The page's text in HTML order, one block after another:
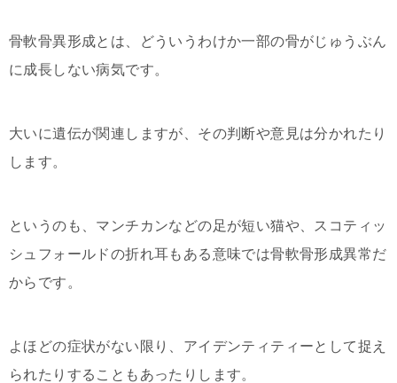
骨軟骨異形成とは、どういうわけか一部の骨がじゅうぶん
に成長しない病気です。
大いに遺伝が関連しますが、その判断や意見は分かれたり
します。
というのも、マンチカンなどの足が短い猫や、スコティッ
シュフォールドの折れ耳もある意味では骨軟骨形成異常だ
からです。
よほどの症状がない限り、アイデンティティーとして捉え
られたりすることもあったりします。